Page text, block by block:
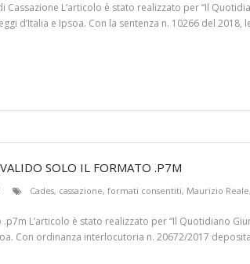
Cassazione L’articolo è stato realizzato per “Il
d’Italia e Ipsoa. Con la sentenza n. 10266 del
SOLO IL FORMATO .P7M
Cades, cassazione, formati consentiti, Maurizio Reale,
L’articolo è stato realizzato per “Il Quotidiano
Con ordinanza interlocutoria n. 20672/2017